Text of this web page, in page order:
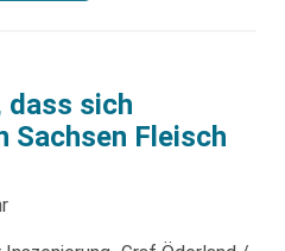
dass sich
Sachsen Fleisch